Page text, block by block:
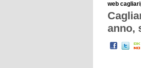
web
anno,